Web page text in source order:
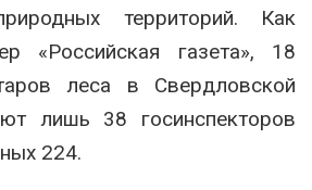
территорий. Как
«Российская газета», 18
леса в Свердловской
лишь 38 госинспекторов
224.